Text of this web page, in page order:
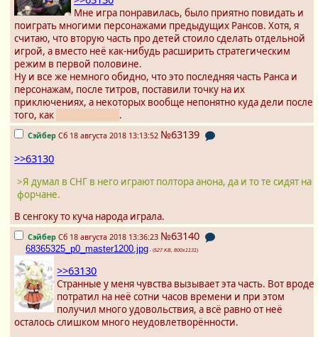
Мне игра понравилась, было приятно повидать и
поиграть многими персонажами предыдущих Рансов. Хотя, я
считаю, что вторую часть про детей стоило сделать отдельной
игрой, а вместо неё как-нибудь расширить стратегическим
режим в первой половине.
Ну и все же немного обидно, что это последняя часть Ранса и
персонажам, после титров, поставили точку на их
приключениях, а некоторых вообще непонятно куда дели после
того, как
.
Сэйбер Сб 18 августа 2018 13:13:52 №63139
>>63130
>Я думал в СНГ в него играют полтора анона, да и то те сидят на
форчане.
В сенгоку то куча народа играла.
Сэйбер Сб 18 августа 2018 13:36:23 №63140
68365325_p0_master1200.jpg - (527 KB, 800x1131)
>>63130
Странные у меня чувства вызывает эта часть. Вот вроде
потратил на неё сотни часов времени и при этом
получил много удовольствия, а всё равно от неё
осталось слишком много неудовлетворённости.